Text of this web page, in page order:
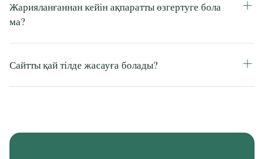
Жарияланғаннан кейін ақпаратты өзгертуге бола
ма?
Сайтты қай тілде жасауға болады?